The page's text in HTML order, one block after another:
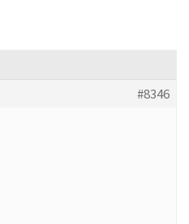
#8346